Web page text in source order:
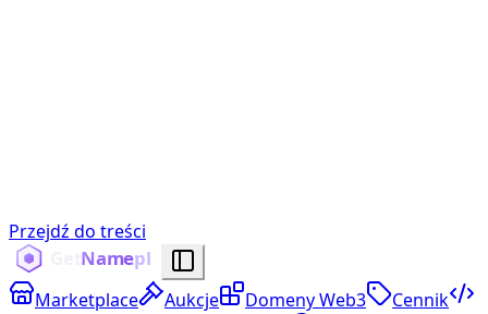
Przejdź do treści
Marketplace Aukcje Domeny Web3
Cennik